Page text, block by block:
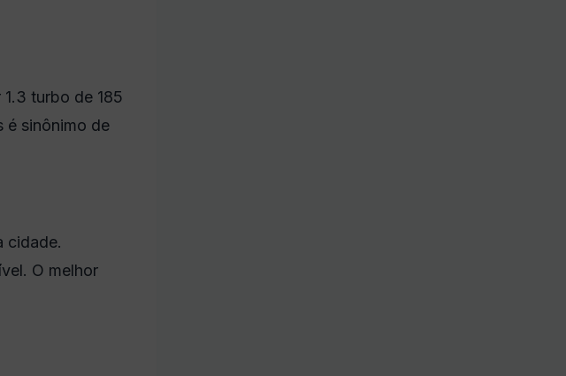
turbo de 185
é sinônimo de
cidade.
O melhor